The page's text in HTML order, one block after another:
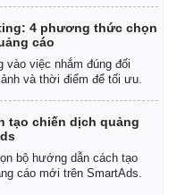
khí
Nam
tích
4 phương thức chọn
cáo
vào việc nhắm đúng đối
và thời điểm để tối ưu.
tạo chiến dịch quảng
bộ hướng dẫn cách tạo
cáo mới trên SmartAds.